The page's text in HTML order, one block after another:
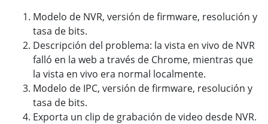
Modelo de NVR, versión de firmware, resolución y
tasa de bits.
Descripción del problema: la vista en vivo de NVR
falló en la web a través de Chrome, mientras que
la vista en vivo era normal localmente.
Modelo de IPC, versión de firmware, resolución y
tasa de bits.
Exporta un clip de grabación de video desde NVR.